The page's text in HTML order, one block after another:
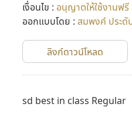
เงื่อนไข : อนุญาตให้ใช้งาน
ออกแบบโดย : สมพงค์ ประดั
ลิงก์ดาวน์โหลด
sd best in class Regular